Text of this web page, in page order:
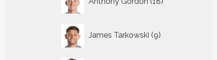
producten
James Tarkowski 9
producten